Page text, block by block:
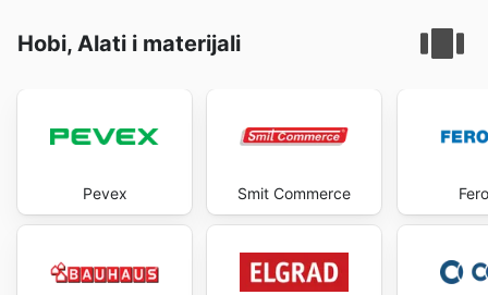
Hobi, Alati i materijali
Pevex Smit Commerce